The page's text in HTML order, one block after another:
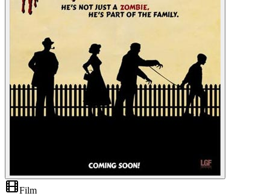
Film